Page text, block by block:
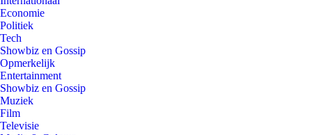
Economie
Politiek
Tech
Showbiz en Gossip
Opmerkelijk
Entertainment
Showbiz en Gossip
Muziek
Film
Televisie